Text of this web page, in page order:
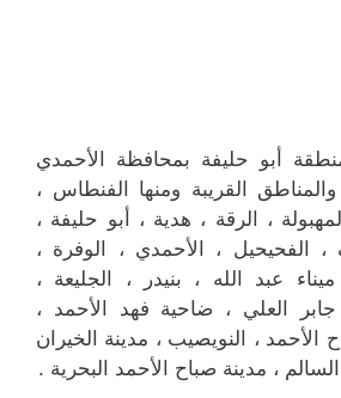
أبو حليفة بمحافظة الأحمدي
والمنطقة العاشرة والمناطق القريبة ‎ومنها الفنطاس ،
، الرقة ، هدية ، أبو حليفة ،
، الفحيحيل ، الأحمدي ، الوفرة ،
عبد الله ، بنيدر ، الجليعة ،
جابر العلي ، ضاحية فهد الأحمد ،
الأحمد ، النويصيب ، مدينة الخيران
، مدينة صباح الأحمد البحرية .